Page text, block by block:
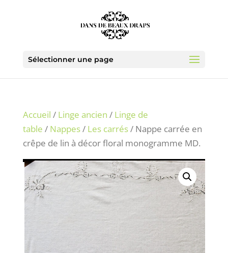
Sélectionner une page
Accueil / Linge ancien / Linge de
table / Nappes/ Les carrés/ Nappe carrée en
crêpe de lin à décor floral monogramme MD.